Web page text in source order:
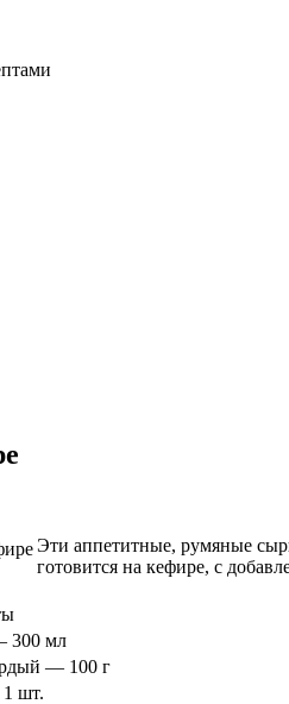
Эти аппетитные, румяные
готовится на кефире, с
300 мл
— 100 г
шт.